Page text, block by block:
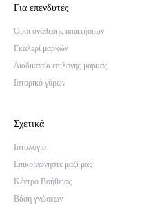
Για επενδυτές
Όροι ανάθεσης απαιτήσεων
Γκαλερί μαρκών
Διαδικασία επιλογής μάρκας
Ιστορικό γύρων
Σχετικά
Ιστολόγιο
Επικοινωνήστε μαζί μας
Κέντρο Βοήθειας
Βάση γνώσεων